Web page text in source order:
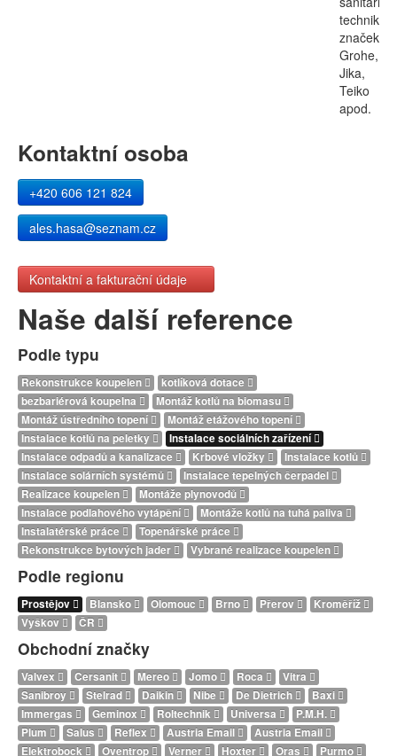
techniku
značek
Grohe,
Jika,
Teiko
apod.
Kontaktní osoba
+420 606 121 824
ales.hasa@seznam.cz
Kontaktní a fakturační údaje
Naše další reference
Podle typu
Rekonstrukce koupelen
kotlíková dotace
bezbariérová koupelna
Montáž kotlů na biomasu
Montáž ústředního topení
Montáž etážového topení
Instalace kotlů na peletky
Instalace sociálních zařízení
Instalace odpadů a kanalizace
Krbové vložky
Instalace kotlů
Instalace solárních systémů
Instalace tepelných čerpadel
Realizace koupelen
Montáže plynovodů
Instalace podlahového vytápění
Montáže kotlů na tuhá paliva
Instalatérské práce
Topenářské práce
Rekonstrukce bytových jader
Vybrané realizace koupelen
Podle regionu
Prostějov Blansko Olomouc Brno Přerov
Kroměříž
Vyškov
ČR
Obchodní značky
Valvex Cersanit Mereo Jomo Roca
Vitra
Sanibroy
Stelrad Daikin Nibe De Dietrich
Baxi
Immergas
Geminox Roltechnik Universa
P.M.H.
Plum
Salus Reflex Austria Email
Austria Email
Elektrobock
Oventrop Verner Hoxter Oras Purmo